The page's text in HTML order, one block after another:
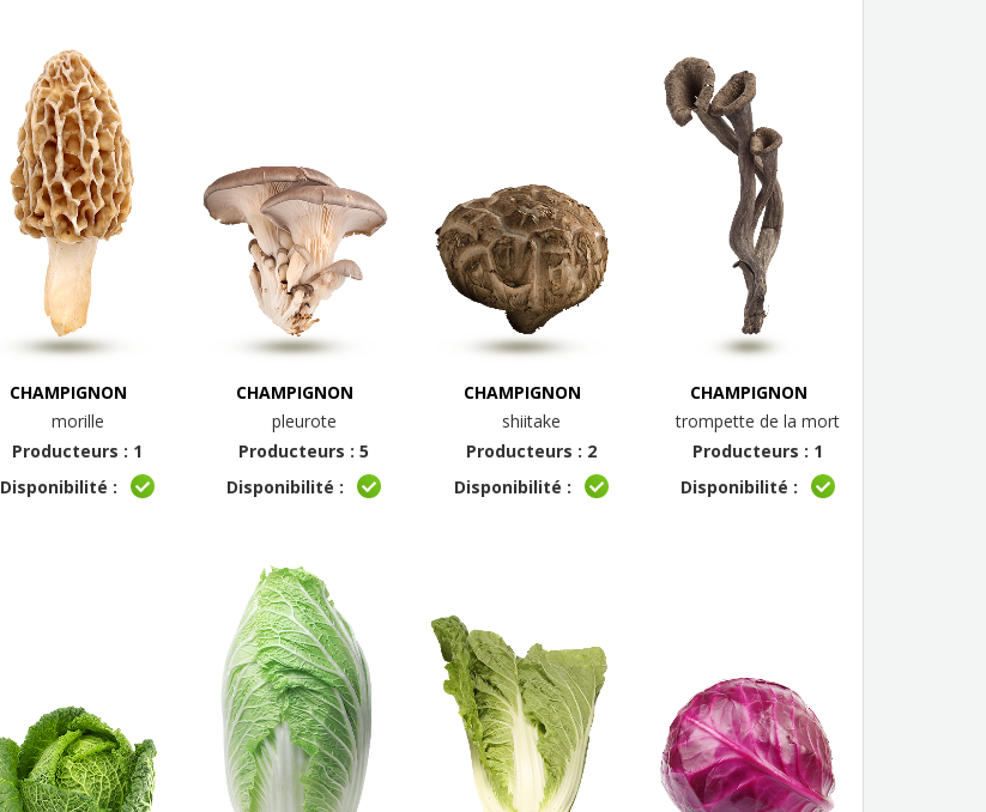
CHAMPIGNON
morille
Producteurs : 1
Disponibilité :
CHAMPIGNON
pleurote
Producteurs : 5
Disponibilité :
CHAMPIGNON
shiitake
Producteurs : 2
Disponibilité :
CHAMPIGNON
trompette de la mort
Producteurs : 1
Disponibilité :